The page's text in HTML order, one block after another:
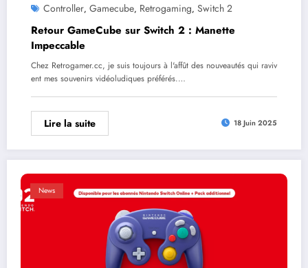
Controller, Gamecube, Retrogaming, Switch 2
Retour GameCube sur Switch 2 : Manette
Impeccable
Chez Retrogamer.cc, je suis toujours à l'affût des nouveautés qui raviv
ent mes souvenirs vidéoludiques préférés.…
Lire la suite 18 Juin 2025
News